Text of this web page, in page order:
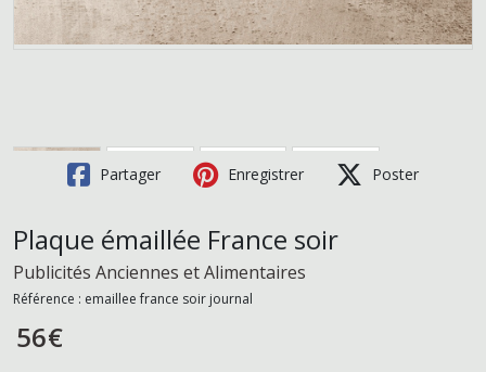
Partager Enregistrer Poster
Plaque émaillée France soir
Publicités Anciennes et Alimentaires
Référence : emaillee france soir journal
56€